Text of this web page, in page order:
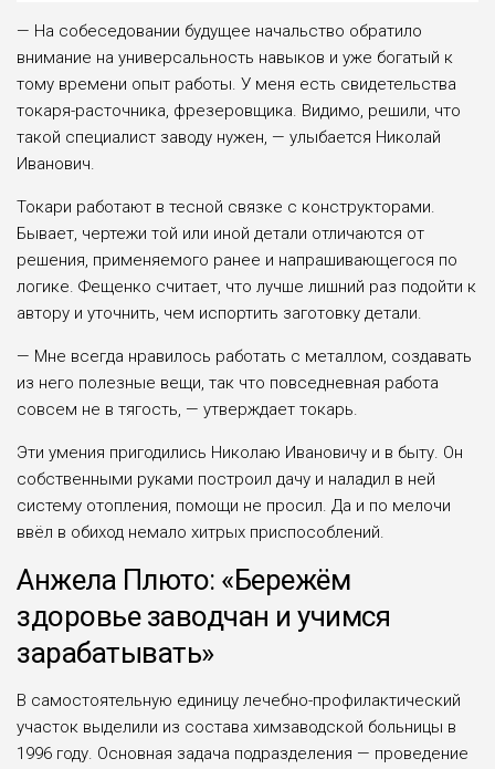
— На собеседовании будущее начальство обратило
внимание на универсальность навыков и уже богатый к
тому времени опыт работы. У меня есть свидетельства
токаря-расточника, фрезе­ровщика. Видимо, решили, что
такой специалист заводу нужен, — улыбается Николай
Иванович.
Токари работают в тесной связке с конструкторами.
Бывает, чертежи той или иной детали отличаются от
решения, приме­няемого ранее и напрашивающегося по
логике. Фещенко счи­тает, что лучше лишний раз подойти к
автору и уточнить, чем испортить заготовку детали.
— Мне всегда нравилось работать с металлом, создавать
из него полезные вещи, так что повседневная работа
совсем не в тягость, — утверждает токарь.
Эти умения пригодились Николаю Ивановичу и в быту. Он
соб­ственными руками построил дачу и наладил в ней
систему ото­пления, помощи не просил. Да и по мелочи
ввёл в обиход немало хитрых приспособлений.
Анжела Плюто: «Бережём
здоровье заводчан и учимся
зарабатывать»
В самостоятельную единицу лечебно-профилактический
участок выде­лили из состава химзаводской больницы в
1996 году. Основная задача под­разделения — проведение